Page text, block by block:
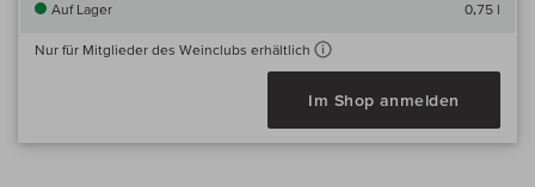
Auf Lager 0,75 l
Nur für Mitglieder des Weinclubs erhältlich
Im Shop anmelden